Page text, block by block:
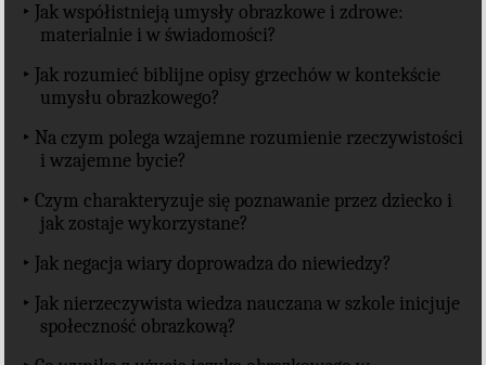
‣ Jak współistnieją umysły obrazkowe i zdrowe:
materialnie i w świadomości?
‣ Jak rozumieć biblijne opisy grzechów w kontekście
umysłu obrazkowego?
‣ Na czym polega wzajemne rozumienie rzeczywistości
i wzajemne bycie?
‣ Czym charakteryzuje się poznawanie przez dziecko i
jak zostaje wykorzystane?
‣ Jak negacja wiary doprowadza do niewiedzy?
‣ Jak nierzeczywista wiedza nauczana w szkole inicjuje
społeczność obrazkową?